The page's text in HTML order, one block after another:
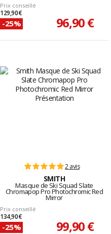
Prix conseillé
129,90 €
-25% 96,90 €
2 avis
SMITH
Masque de Ski Squad Slate
Chromapop Pro Photochromic Red
Mirror
Prix conseillé
134,90 €
-25% 99,90 €